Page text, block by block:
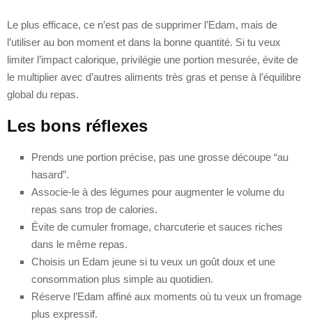
Le plus efficace, ce n’est pas de supprimer l’Edam, mais de
l’utiliser au bon moment et dans la bonne quantité. Si tu veux
limiter l’impact calorique, privilégie une portion mesurée, évite de
le multiplier avec d’autres aliments très gras et pense à l’équilibre
global du repas.
Les bons réflexes
Prends une portion précise, pas une grosse découpe “au
hasard”.
Associe-le à des légumes pour augmenter le volume du
repas sans trop de calories.
Évite de cumuler fromage, charcuterie et sauces riches
dans le même repas.
Choisis un Edam jeune si tu veux un goût doux et une
consommation plus simple au quotidien.
Réserve l’Edam affiné aux moments où tu veux un fromage
plus expressif.